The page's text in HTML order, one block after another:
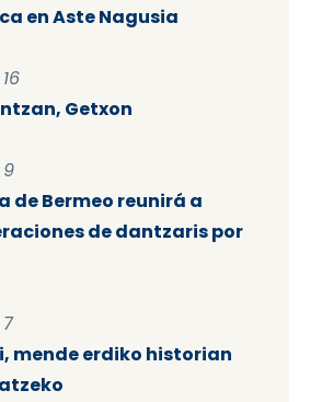
en Aste Nagusia
Getxon
de Bermeo reunirá a
de dantzaris por
mende erdiko historian